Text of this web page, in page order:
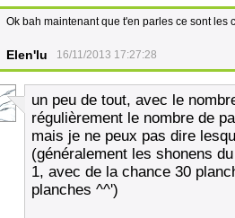
Ok bah maintenant que t'en parles ce sont les
Elen'lu 16/11/2013 17:27:28
un peu de tout, avec le
régulièrement le nombre de
mais je ne peux pas dire
(généralement les shonens
1, avec de la chance 30
planches ^^')